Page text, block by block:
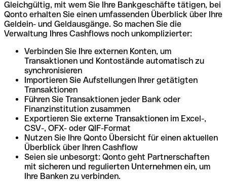
Gleichgültig, mit wem Sie Ihre Bankgeschäfte tätigen, bei
Qonto erhalten Sie einen umfassenden Überblick über Ihre
Geldein- und Geldausgänge. So machen Sie die
Verwaltung Ihres Cashflows noch unkomplizierter:
Verbinden Sie Ihre externen Konten, um
Transaktionen und Kontostände automatisch zu
synchronisieren
Importieren Sie Aufstellungen Ihrer getätigten
Transaktionen
Führen Sie Transaktionen jeder Bank oder
Finanzinstitution zusammen
Exportieren Sie externe Transaktionen im Excel-,
CSV-, OFX- oder QIF-Format
Nutzen Sie Ihre Qonto Übersicht für einen aktuellen
Überblick über Ihren Cashflow
Seien sie unbesorgt: Qonto geht Partnerschaften
mit sicheren und regulierten Unternehmen ein, um
Ihre Banken zu verbinden.